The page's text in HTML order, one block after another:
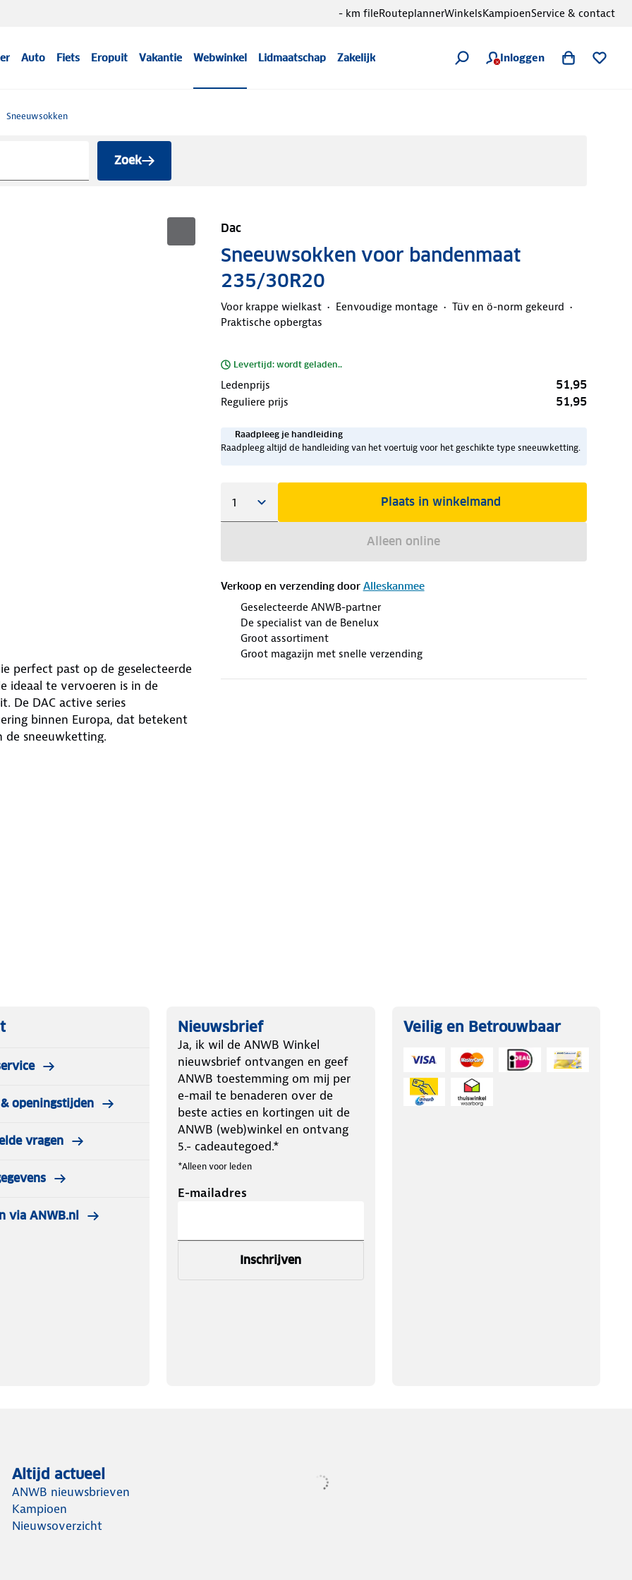
Auto Fiets Eropuit Vakantie Webwinkel Lidmaatschap Zakelijk Inloggen
- km fileRouteplannerWinkelsKampioenService & contact
Sneeuwsokken
Zoek
Dac
Sneeuwsokken voor bandenmaat
235/30R20
Voor krappe wielkast Eenvoudige montage
Tüv en ö-norm gekeurd
Praktische opbergtas
Levertijd: wordt geladen..
Ledenprijs 51,95
Reguliere prijs 51,95
Raadpleeg je handleiding
Raadpleeg altijd de handleiding van het voertuig voor het geschikte type sneeuwketting.
Plaats in winkelmand
Alleen online
Verkoop en verzending door Alleskanmee
Geselecteerde ANWB-partner
De specialist van de Benelux
Groot assortiment
Groot magazijn met snelle verzending
perfect past op de geselecteerde
ideaal te vervoeren is in de
De DAC active series
binnen Europa, dat betekent
sneeuwketting.
voor de momenten wanneer er
heeft het Europese keurmerk (EN-
zijn en gezien worden
in Oostenrijk). De DAC-
en bestelwagens. De
waar heel weinig ruimte achter
millimeter dik is.
30R20
1
eerste kunt pakken wanneer je ze
om met je knieën op te zitten,
openingstijden
vragen
via ANWB.nl
Nieuwsbrief
Ja, ik wil de ANWB Winkel
nieuwsbrief ontvangen en geef
ANWB toestemming om mij per
e-mail te benaderen over de
beste acties en kortingen uit de
ANWB (web)winkel en ontvang
5.- cadeautegoed.*
*Alleen voor leden
E-mailadres
Inschrijven
Veilig en Betrouwbaar
Altijd actueel
ANWB nieuwsbrieven
Kampioen
Nieuwsoverzicht